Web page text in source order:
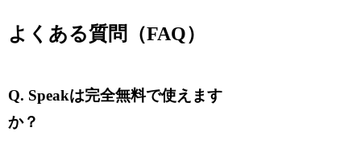
よくある質問（FAQ）
Q. Speakは完全無料で使えます
か？